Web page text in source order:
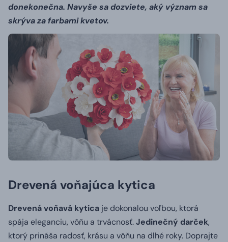
donekonečna. Navyše sa dozviete, aký význam sa
skrýva za farbami kvetov.
Drevená voňajúca kytica
Drevená voňavá kytica je dokonalou voľbou, ktorá
spája eleganciu, vôňu a trvácnosť.Jedinečný darček,
ktorý prináša radosť, krásu a vôňu na dlhé roky. Doprajte